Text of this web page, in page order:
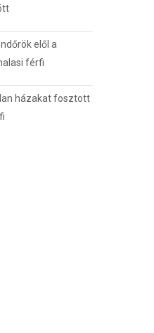
elől a
férfi
házakat fosztott